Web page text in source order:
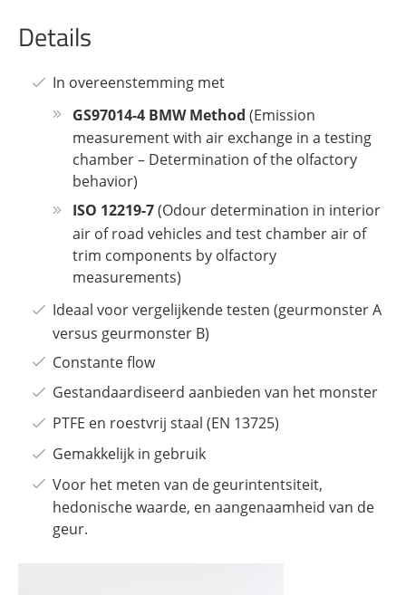
Details
In overeenstemming met
GS97014-4 BMW Method (Emission
measurement with air exchange in a testing
chamber – Determination of the olfactory
behavior)
ISO 12219-7(Odour determination in interior
air of road vehicles and test chamber air of
trim components by olfactory
measurements)
Ideaal voor vergelijkende testen (geurmonster A
versus geurmonster B)
Constante flow
Gestandaardiseerd aanbieden van het monster
PTFE en roestvrij staal (EN 13725)
Gemakkelijk in gebruik
Voor het meten van de geurintentsiteit,
hedonische waarde, en aangenaamheid van de
geur.